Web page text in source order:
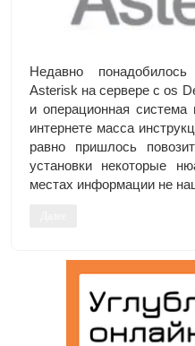
Недавно
Asterisk на сервере с os
и операционная
интернете масса
равно пришлось
установки некоторые
местах информации не